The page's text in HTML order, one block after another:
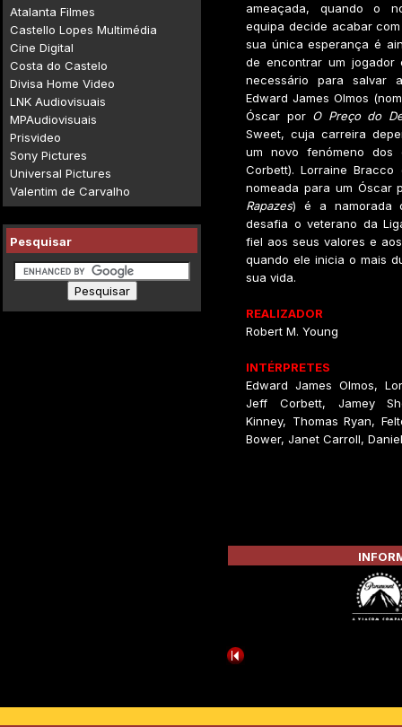
Atalanta Filmes
Castello Lopes Multimédia
Cine Digital
Costa do Castelo
Divisa Home Video
LNK Audiovisuais
MPAudiovisuais
Prisvideo
Sony Pictures
Universal Pictures
Valentim de Carvalho
Pesquisar
ameaçada, quando o
equipa decide acabar
sua única esperança é
de encontrar um jogador
necessário para salvar
Edward James Olmos
Óscar por O Preço do
Sweet, cuja carreira
um novo fenómeno dos
Corbett). Lorraine Bracco
nomeada para um Óscar
Rapazes) é a namorada
desafia o veterano da
fiel aos seus valores e
quando ele inicia o mais
sua vida.
REALIZADOR
Robert M. Young
INTÉRPRETES
Edward James Olmos,
Jeff Corbett, Jamey
Kinney, Thomas Ryan,
Bower, Janet Carroll,